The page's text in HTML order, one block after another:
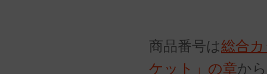
商品番号は総合
ケット」の章か